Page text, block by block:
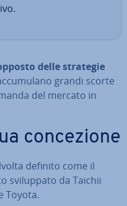
delle strategie
grandi scorte
del mercato in
con­ce­zio­ne
definito come il
svi­lup­pa­to da Taichii
Toyota.